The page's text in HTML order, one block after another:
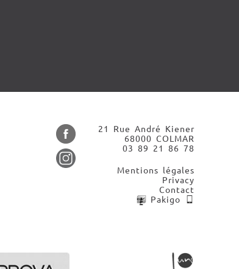
21 Rue André Kiener
68000 COLMAR
03 89 21 86 78
Mentions légales
Privacy
Contact
Pakigo